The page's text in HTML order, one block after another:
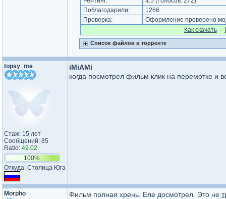
Поблагодарили:
1266
Проверка:
Оформление проверено
Как cкачать·
Список файлов в торренте
topsy_me
Стаж: 15 лет
Сообщений: 85
Ratio: 49.02
100%
Откуда: Столица Юга
iMiAMi
когда посмотрел фильм клик на перемотке и
Morpho Фильм полная хрень. Еле досмотрел. Это не